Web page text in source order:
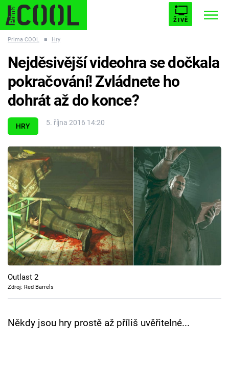
ŽIVĚ
ESCAPE PLNEJ KOTEL AVENGERS 5
Témata
Filmy
Seriály
Hry
Cool Esport
Pořady
TV Program
Prima COOL ■ Hry
HRY 5. října 2016 14:20
Nejděsivější videohra se dočkala
pokračování! Zvládnete ho
dohrát až do konce?
Outlast 2
Zdroj: Red Barrels
Někdy jsou hry prostě až příliš uvěřitelné...